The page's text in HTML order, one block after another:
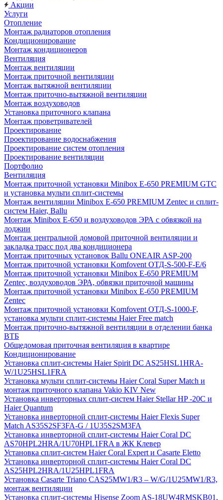
Акции
Услуги
Отопление
Монтаж радиаторов отопления
Кондиционирование
Монтаж кондиционеров
Вентиляция
Монтаж вентиляции
Монтаж приточной вентиляции
Монтаж вытяжной вентиляции
Монтаж приточно-вытяжной вентиляции
Монтаж воздуховодов
Установка приточного клапана
Монтаж проветривателей
Проектирование
Проектирование водоснабжения
Проектирование систем отопления
Проектирование вентиляции
Портфолио
Вентиляция
Монтаж приточной установки Minibox E-650 PREMIUM GTC
и установка мульти сплит-системы
Монтаж вентиляции Minibox E-650 PREMIUM Zentec и сплит-
систем Haier, Ballu
Монтаж Minibox E-650 и воздуховодов ЭРА с обвязкой на
лоджии
Монтаж центральной домовой приточной вентиляции и
закладка трасс под два кондиционера
Монтаж приточных установок Ballu ONEAIR ASP-200
Монтаж приточной установки Komfovent ОТД-S-500-F-E/6
Монтаж приточной установки Minibox E-650 PREMIUM
Zentec, воздуховодов ЭРА, обвязки приточной машины
Монтаж приточной установки Minibox E-650 PREMIUM
Zentec
Монтаж приточной установки Komfovent ОТД-S-1000-F,
установка мульти сплит-системы Haier Free match
Монтаж приточно-вытяжной вентиляции в отделении банка
ВТБ
Общедомовая приточная вентиляция в квартире
Кондиционирование
Установка сплит-системы Haier Spirit DC AS25HSL1HRA-
W/1U25HSL1FRA
Установка мульти сплит-системы Haier Coral Super Match и
монтаж приточного клапана Vakio KIV New
Установка инверторных сплит-систем Haier Stellar HP -20С и
Haier Quantum
Установка инверторной сплит-системы Haier Flexis Super
Match AS35S2SF3FA-G / 1U35S2SM3FA
Установка инверторной сплит-системы Haier Coral DC
AS70HPL2HRA/1U70HPL1FRA в ЖК Клевер
Установка сплит-систем Haier Coral Expert и Casarte Eletto
Установка инверторной сплит-системы Haier Coral DC
AS25HPL2HRA/1U25HPL1FRA
Установка Casarte Triano CAS25MW1/R3 – W/G/1U25MW1/R3,
монтаж вентиляции
Установка сплит-системы Hisense Zoom AS-18UW4RMSKB01,